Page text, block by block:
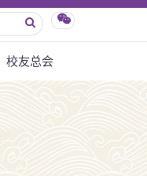
校友总会